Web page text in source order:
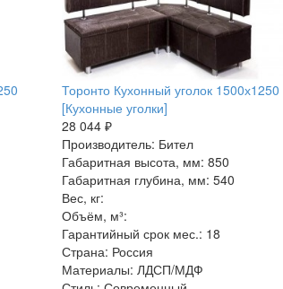
Торонто Кухонный уголок 1500х1250
[Кухонные уголки]
28 044 ₽
Производитель: Бител
Габаритная высота, мм: 850
Габаритная глубина, мм: 540
Вес, кг:
Объём, м³:
Гарантийный срок мес.: 18
Страна: Россия
Материалы: ЛДСП/МДФ